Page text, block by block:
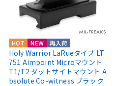
HOT NEW 再入荷
Holy Warrior LaRueタイプ LT
751 Aimpoint Microマウント
T1/T2 ダットサイトマウント A
bsolute Co-witness ブラック